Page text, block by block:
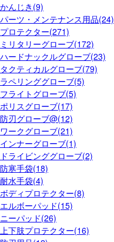
かんじき(9)
パーツ・メンテナンス用品(24)
プロテクター(271)
ミリタリーグローブ(172)
ハードナックルグローブ(23)
タクティカルグローブ(79)
ラペリンググローブ(5)
フライトグローブ(5)
ポリスグローブ(17)
防刃グローブ@(12)
ワークグローブ(21)
インナーグローブ(1)
ドライビンググローブ(2)
防寒手袋(18)
耐水手袋(4)
ボディプロテクター(8)
エルボーパッド(15)
ニーパッド(26)
上下肢プロテクター(16)